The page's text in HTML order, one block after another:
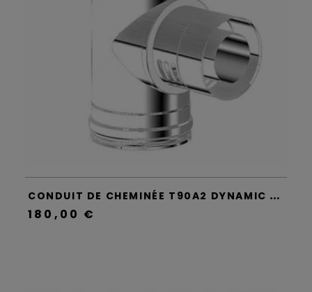
C
ONDUIT DE CHEMINÉE T90A2 DYNAMIC TWO - APROS
180,00 €